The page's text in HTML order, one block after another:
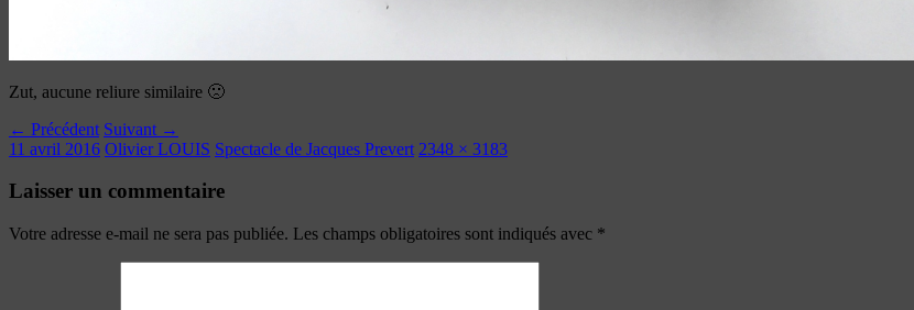
Zut, aucune reliure similaire 🙁
← Précédent Suivant →
11 avril 2016 Olivier LOUIS Spectacle de Jacques Prevert 2348 × 3183
Laisser un commentaire
Votre adresse e-mail ne sera pas publiée. Les champs obligatoires sont indiqués avec *